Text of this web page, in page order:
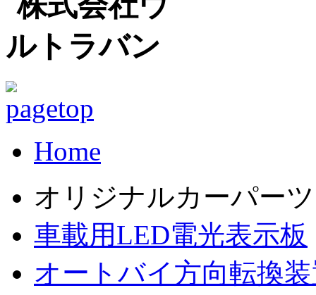
Home
オリジナルカーパーツ
車載用LED電光表示板
オートバイ方向転換